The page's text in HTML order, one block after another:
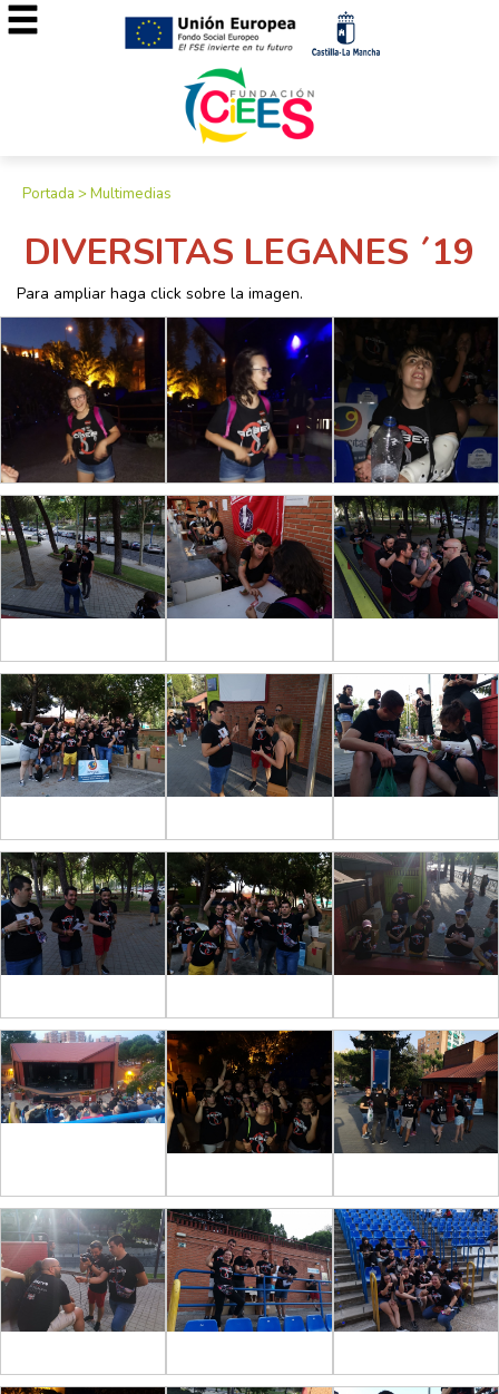
Portada >Multimedias
DIVERSITAS LEGANES ´19
Para ampliar haga click sobre la imagen.